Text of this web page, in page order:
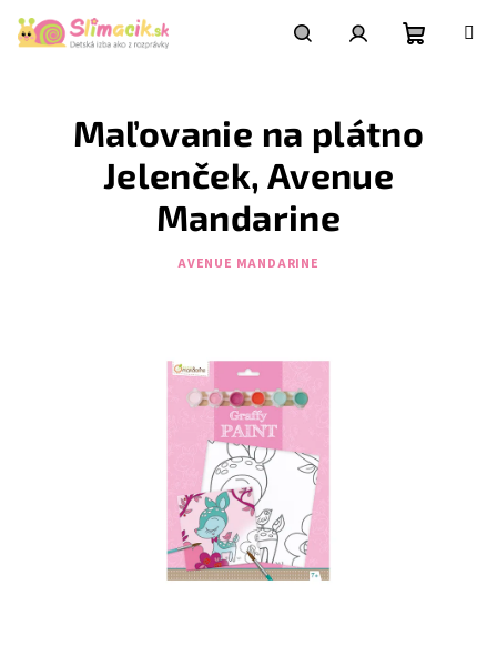
obsah
košík
Maľovanie na plátno
Jelenček, Avenue
Mandarine
AVENUE MANDARINE